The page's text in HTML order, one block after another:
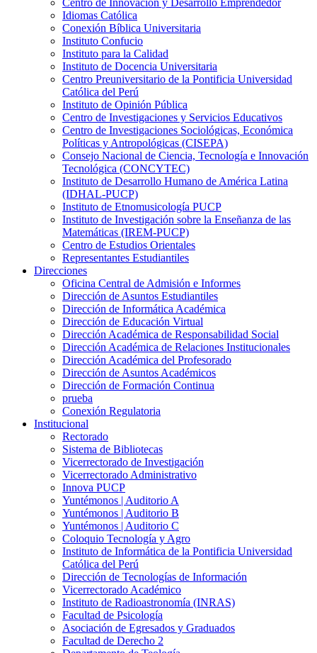
Centro de Innovación y Desarrollo Emprendedor
Idiomas Católica
Conexión Bíblica Universitaria
Instituto Confucio
Instituto para la Calidad
Instituto de Docencia Universitaria
Centro Preuniversitario de la Pontificia Universidad
Católica del Perú
Instituto de Opinión Pública
Centro de Investigaciones y Servicios Educativos
Centro de Investigaciones Sociológicas, Económica
Políticas y Antropológicas (CISEPA)
Consejo Nacional de Ciencia, Tecnología e Innovación
Tecnológica (CONCYTEC)
Instituto de Desarrollo Humano de América Latina
(IDHAL-PUCP)
Instituto de Etnomusicología PUCP
Instituto de Investigación sobre la Enseñanza de las
Matemáticas (IREM-PUCP)
Centro de Estudios Orientales
Representantes Estudiantiles
Direcciones
Oficina Central de Admisión e Informes
Dirección de Asuntos Estudiantiles
Dirección de Informática Académica
Dirección de Educación Virtual
Dirección Académica de Responsabilidad Social
Dirección Académica de Relaciones Institucionales
Dirección Académica del Profesorado
Dirección de Asuntos Académicos
Dirección de Formación Continua
prueba
Conexión Regulatoria
Institucional
Rectorado
Sistema de Bibliotecas
Vicerrectorado de Investigación
Vicerrectorado Administrativo
Innova PUCP
Yuntémonos | Auditorio A
Yuntémonos | Auditorio B
Yuntémonos | Auditorio C
Coloquio Tecnología y Agro
Instituto de Informática de la Pontificia Universidad
Católica del Perú
Dirección de Tecnologías de Información
Vicerrectorado Académico
Instituto de Radioastronomía (INRAS)
Facultad de Psicología
Asociación de Egresados y Graduados
Facultad de Derecho 2